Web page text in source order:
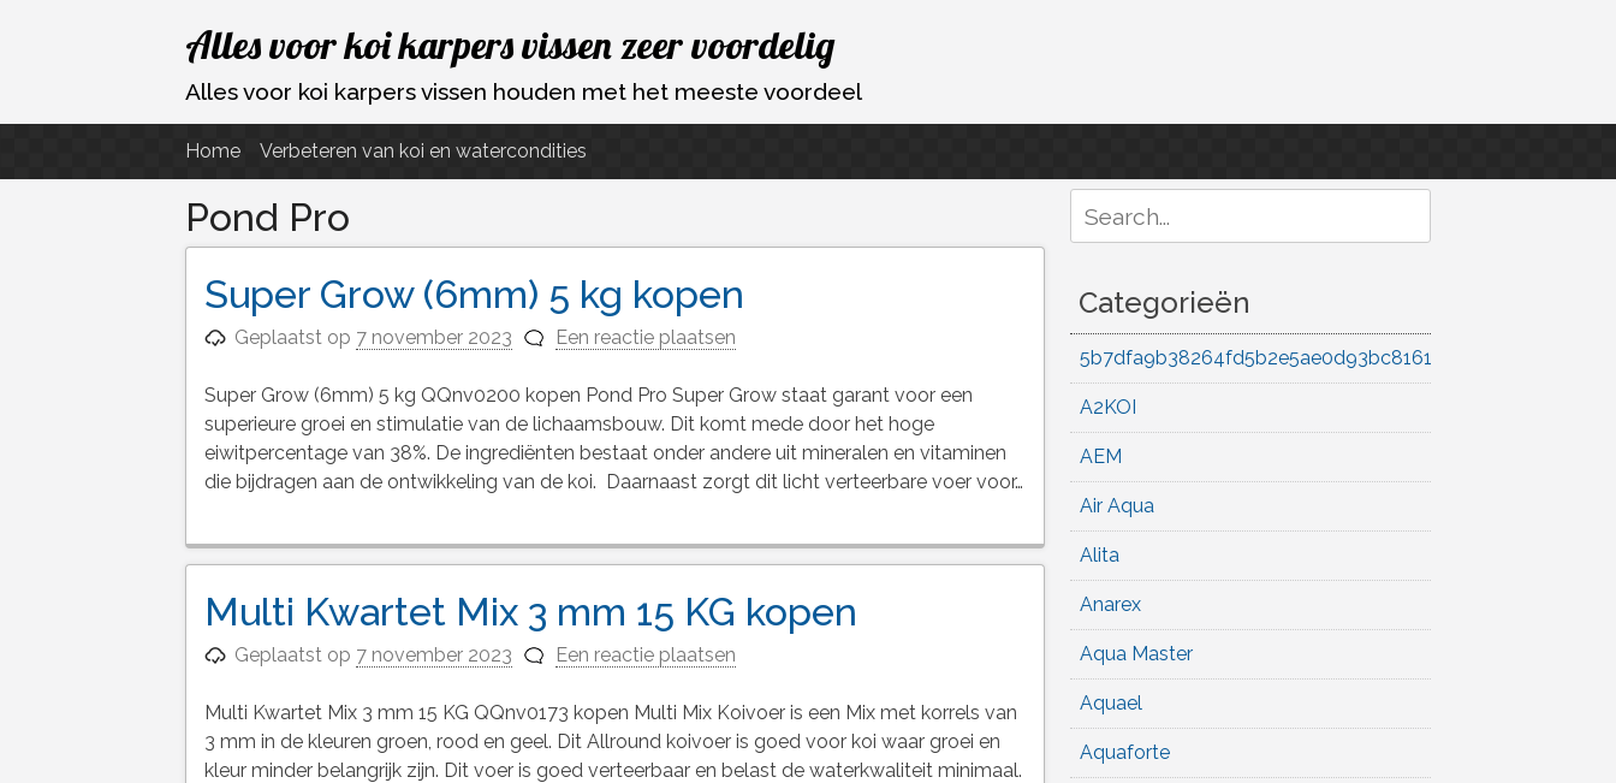
Ga
naar
de
Alles voor koi karpers vissen zeer voordelig
Alles voor koi karpers vissen houden met het meeste voordeel
Home Verbeteren van koi en watercondities
Pond Pro
Super Grow (6mm) 5 kg kopen
Geplaatst op 7 november 2023 Een reactie plaatsen
Super Grow (6mm) 5 kg QQnv0200 kopen Pond Pro Super Grow staat garant voor een
superieure groei en stimulatie van de lichaamsbouw. Dit komt mede door het hoge
eiwitpercentage van 38%. De ingrediënten bestaat onder andere uit mineralen en vitaminen
die bijdragen aan de ontwikkeling van de koi. Daarnaast zorgt dit licht verteerbare voer voor…
Multi Kwartet Mix 3 mm 15 KG kopen
Geplaatst op 7 november 2023 Een reactie plaatsen
Multi Kwartet Mix 3 mm 15 KG QQnv0173 kopen Multi Mix Koivoer is een Mix met korrels van
3 mm in de kleuren groen, rood en geel. Dit Allround koivoer is goed voor koi waar groei en
kleur minder belangrijk zijn. Dit voer is goed verteerbaar en belast de waterkwaliteit minimaal.
for:
Categorieën
5b7dfa9b38264fd5b2e5ae0d93bc8161
A2KOI
AEM
Air Aqua
Alita
Anarex
Aqua Master
Aquael
Aquaforte